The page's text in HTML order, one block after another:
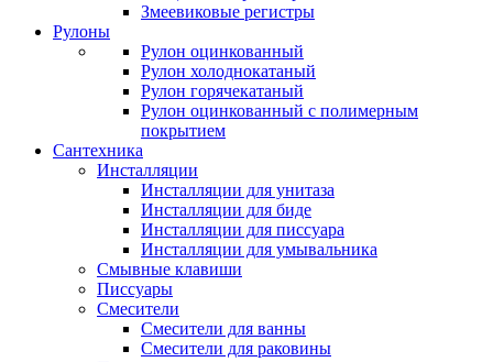
Змеевиковые регистры
Рулоны
Рулон оцинкованный
Рулон холоднокатаный
Рулон горячекатаный
Рулон оцинкованный с полимерным
покрытием
Сантехника
Инсталляции
Инсталляции для унитаза
Инсталляции для биде
Инсталляции для писсуара
Инсталляции для умывальника
Смывные клавиши
Писсуары
Смесители
Смесители для ванны
Смесители для раковины